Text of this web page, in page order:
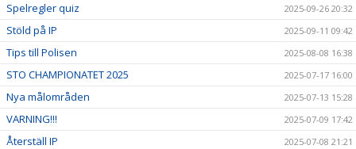
Spelregler quiz 2025-09-26 20:32
Stöld på IP 2025-09-11 09:42
Tips till Polisen 2025-08-08 16:38
STO CHAMPIONATET 2025 2025-07-17 16:00
Nya målområden 2025-07-13 15:28
VARNING!!! 2025-07-09 17:42
Återställ IP 2025-07-08 21:21